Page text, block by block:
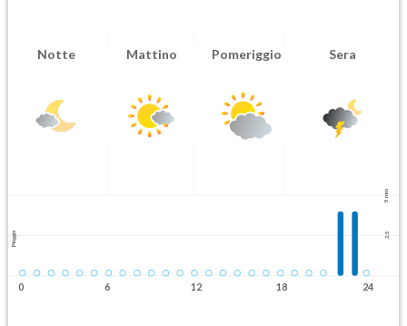
Notte Mattino Pomeriggio Sera
5 mm
2.5
Pioggia
0 6 12 18 24